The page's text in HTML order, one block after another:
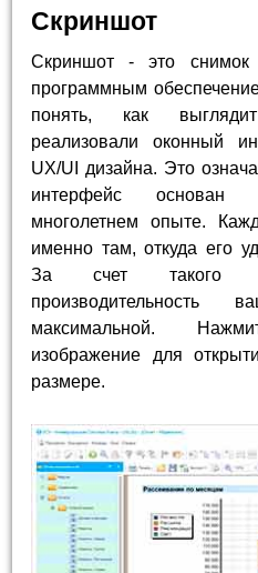
Скриншот
Скриншот - это
программным
понять, как
реализовали оконный
UX/UI дизайна. Это
интерфейс основан
многолетнем опыте.
именно там, откуда его
За счет такого
максимальной.
изображение для
размере.